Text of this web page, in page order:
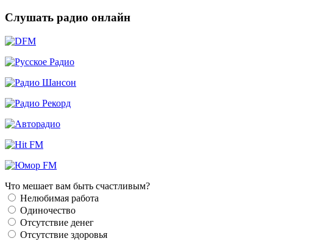
Слушать радио онлайн
Что мешает вам быть счастливым?
Нелюбимая работа
Одиночество
Отсутствие денег
Отсутствие здоровья